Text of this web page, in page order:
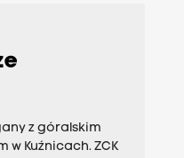
z góralskim
w Kuźnicach. ZCK